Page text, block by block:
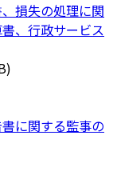
損失の処理に関
、行政サービス
に関する監事の